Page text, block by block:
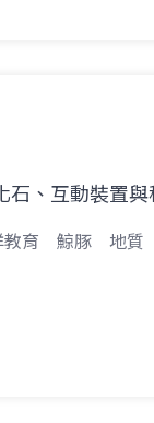
石、互動裝置與
教育 鯨豚 地質